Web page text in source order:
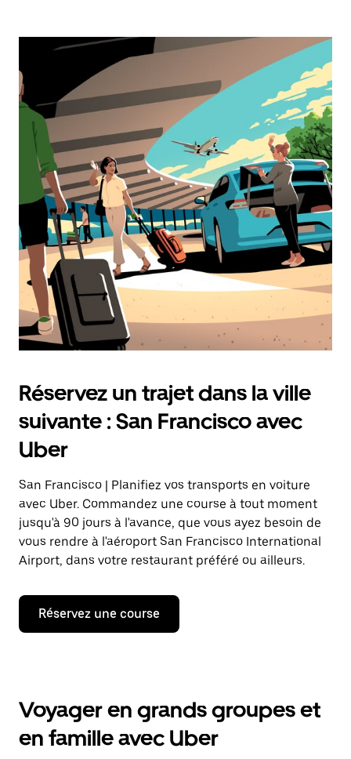
ouvrir
le
calendrier
sélectionner
une
date.
Appuyez
la
touche
Échap
pour
fermer
calendrier.
Réservez un trajet dans la ville
suivante : San Francisco avec
Uber
San Francisco | Planifiez vos transports en voiture
avec Uber. Commandez une course à tout moment
jusqu'à 90 jours à l'avance, que vous ayez besoin de
vous rendre à l'aéroport San Francisco International
Airport, dans votre restaurant préféré ou ailleurs.
Réservez une course
Voyager en grands groupes et
en famille avec Uber